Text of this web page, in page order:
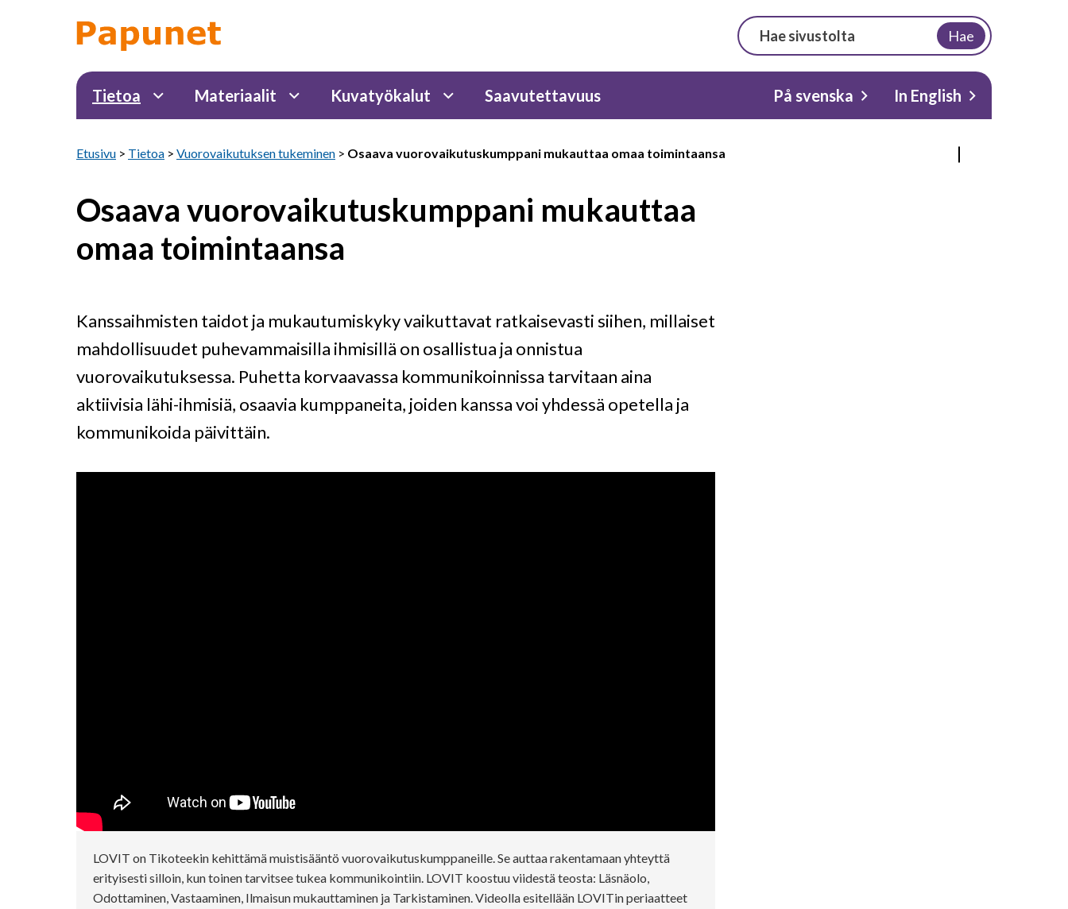
Hae
Tietoa Materiaalit Kuvatyökalut Saavutettavuus På svenska In English
Etusivu > Tietoa > Vuorovaikutuksen tukeminen > Osaava vuorovaikutuskumppani mukauttaa omaa toimintaansa
Osaava vuorovaikutuskumppani mukauttaa
omaa toimintaansa
Kanssaihmisten taidot ja mukautumiskyky vaikuttavat ratkaisevasti siihen, millaiset
mahdollisuudet puhevammaisilla ihmisillä on osallistua ja onnistua
vuorovaikutuksessa. Puhetta korvaavassa kommunikoinnissa tarvitaan aina
aktiivisia lähi-ihmisiä, osaavia kumppaneita, joiden kanssa voi yhdessä opetella ja
kommunikoida päivittäin.
LOVIT on Tikoteekin kehittämä muistisääntö vuorovaikutuskumppaneille. Se auttaa rakentamaan yhteyttä
erityisesti silloin, kun toinen tarvitsee tukea kommunikointiin. LOVIT koostuu viidestä teosta: Läsnäolo,
Odottaminen, Vastaaminen, Ilmaisun mukauttaminen ja Tarkistaminen. Videolla esitellään LOVITin periaatteet